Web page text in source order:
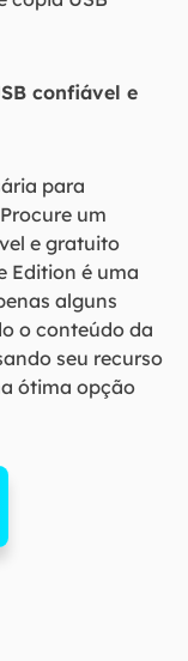
confiável e
para
um
e gratuito
Edition é uma
alguns
o conteúdo da
seu recurso
ótima opção